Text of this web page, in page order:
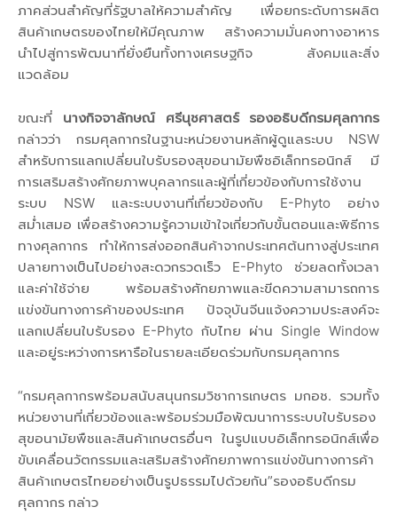
ภาคส่วนสำคัญที่รัฐบาลให้ความสำคัญ เพื่อยกระดับการผลิต
สินค้าเกษตรของไทยให้มีคุณภาพ สร้างความมั่นคงทางอาหาร
นำไปสู่การพัฒนาที่ยั่งยืนทั้งทางเศรษฐกิจ สังคมและสิ่ง
แวดล้อม
ขณะที่ นางกิจจาลักษณ์ ศรีนุชศาสตร์ รองอธิบดีกรมศุลกากร
กล่าวว่า กรมศุลกากรในฐานะหน่วยงานหลักผู้ดูแลระบบ NSW
สำหรับการแลกเปลี่ยนใบรับรองสุขอนามัยพืชอิเล็กทรอนิกส์ มี
การเสริมสร้างศักยภาพบุคลากรและผู้ที่เกี่ยวข้องกับการใช้งาน
ระบบ NSW และระบบงานที่เกี่ยวข้องกับ E-Phyto อย่าง
สม่ำเสมอ เพื่อสร้างความรู้ความเข้าใจเกี่ยวกับขั้นตอนและพิธีการ
ทางศุลกากร ทำให้การส่งออกสินค้าจากประเทศต้นทางสู่ประเทศ
ปลายทางเป็นไปอย่างสะดวกรวดเร็ว E-Phyto ช่วยลดทั้งเวลา
และค่าใช้จ่าย พร้อมสร้างศักยภาพและขีดความสามารถการ
แข่งขันทางการค้าของประเทศ ปัจจุบันจีนแจ้งความประสงค์จะ
แลกเปลี่ยนใบรับรอง E-Phyto กับไทย ผ่าน Single Window
และอยู่ระหว่างการหารือในรายละเอียดร่วมกับกรมศุลกากร
“กรมศุลกากรพร้อมสนับสนุนกรมวิชาการเกษตร มกอช. รวมทั้ง
หน่วยงานที่เกี่ยวข้องและพร้อมร่วมมือพัฒนาการระบบใบรับรอง
สุขอนามัยพืชและสินค้าเกษตรอื่นๆ ในรูปแบบอิเล็กทรอนิกส์เพื่อ
ขับเคลื่อนวัตกรรมและเสริมสร้างศักยภาพการแข่งขันทางการค้า
สินค้าเกษตรไทยอย่างเป็นรูปธรรมไปด้วยกัน”รองอธิบดีกรม
ศุลกากร กล่าว